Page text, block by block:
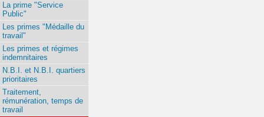
La prime "Service
Public"
Les primes "Médaille du
travail"
Les primes et régimes
indemnitaires
N.B.I. et N.B.I. quartiers
prioritaires
Traitement,
rémunération, temps de
travail